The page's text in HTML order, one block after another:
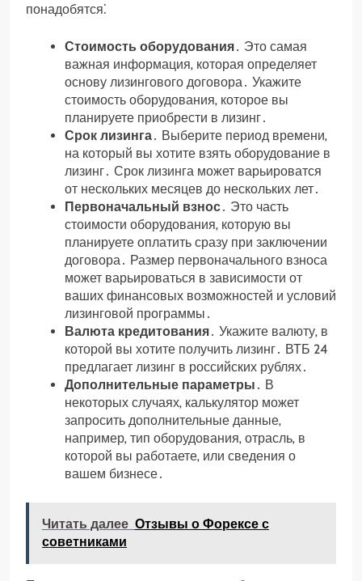
понадобятся⁚
Стоимость оборудования․ Это самая
важная информация‚ которая определяет
основу лизингового договора․ Укажите
стоимость оборудования‚ которое вы
планируете приобрести в лизинг․
Срок лизинга․ Выберите период времени‚
на который вы хотите взять оборудование в
лизинг․ Срок лизинга может варьироватся
от нескольких месяцев до нескольких лет․
Первоначальный взнос․ Это часть
стоимости оборудования‚ которую вы
планируете оплатить сразу при заключении
договора․ Размер первоначального взноса
может варьироваться в зависимости от
ваших финансовых возможностей и условий
лизинговой программы․
Валюта кредитования․ Укажите валюту‚ в
которой вы хотите получить лизинг․ ВТБ 24
предлагает лизинг в российских рублях․
Дополнительные параметры ․ В
некоторых случаях‚ калькулятор может
запросить дополнительные данные‚
например‚ тип оборудования‚ отрасль‚ в
которой вы работаете‚ или сведения о
вашем бизнесе․
Читать далее Отзывы о Форексе с
советниками